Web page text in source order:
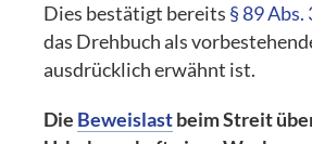
Dies bestätigt bereits § 89 Abs.
das Drehbuch als
ausdrücklich erwähnt ist.
Die Beweislastbeim Streit